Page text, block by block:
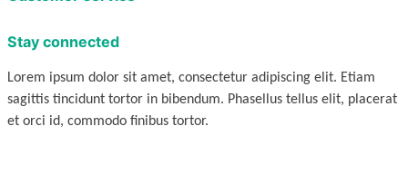
Stay connected
Lorem ipsum dolor sit amet, consectetur adipiscing elit. Etiam
sagittis tincidunt tortor in bibendum. Phasellus tellus elit, placerat
et orci id, commodo finibus tortor.